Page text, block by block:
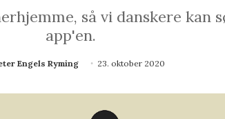
så vi danskere kan
app'en.
Engels Ryming 23. oktober 2020